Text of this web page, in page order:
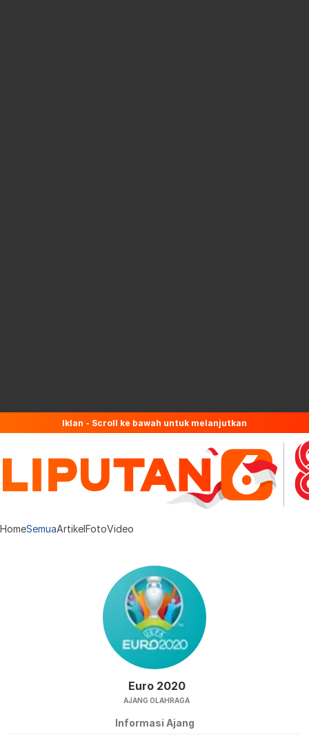
Iklan - Scroll ke bawah untuk melanjutkan
HomeSemuaArtikelFotoVideo
Euro 2020
AJANG OLAHRAGA
Informasi Ajang